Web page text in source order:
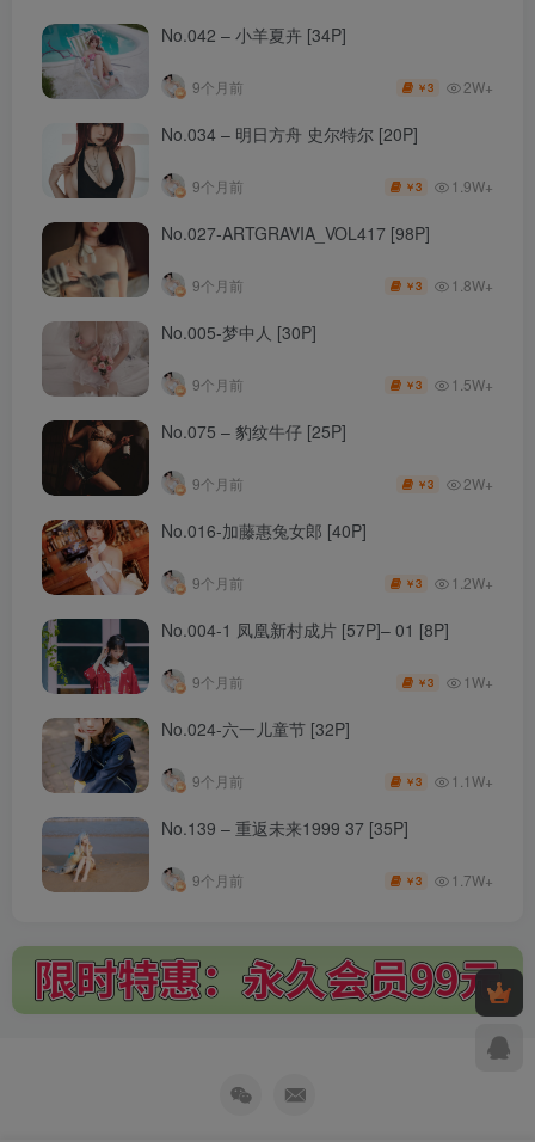
No.042 – 小羊夏卉 [34P]
9个月前 ￥3 2W+
No.034 – 明日方舟 史尔特尔 [20P]
9个月前 ￥3 1.9W+
No.027-ARTGRAVIA_VOL417 [98P]
9个月前 ￥3 1.8W+
No.005-梦中人 [30P]
9个月前 ￥3 1.5W+
No.075 – 豹纹牛仔 [25P]
9个月前 ￥3 2W+
No.016-加藤惠兔女郎 [40P]
9个月前 ￥3 1.2W+
No.004-1 凤凰新村成片 [57P]– 01 [8P]
9个月前 ￥3 1W+
No.024-六一儿童节 [32P]
9个月前 ￥3 1.1W+
No.139 – 重返未来1999 37 [35P]
9个月前 ￥3 1.7W+